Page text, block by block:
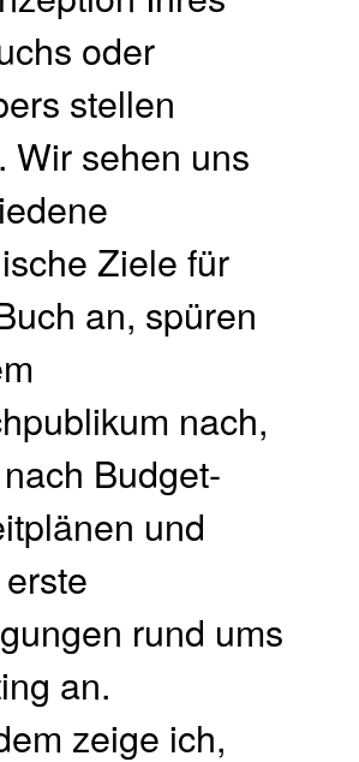
oder
stellen
Wir sehen uns
Ziele für
an, spüren
nach,
Budget-
und
rund ums
an.
zeige ich,